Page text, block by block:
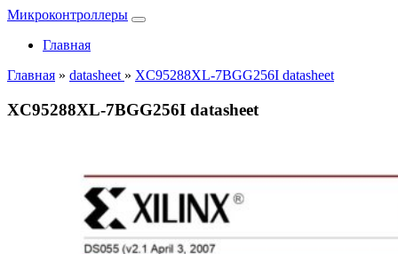
Микроконтроллеры
Главная
Главная » datasheet » XC95288XL-7BGG256I datasheet
XC95288XL-7BGG256I datasheet